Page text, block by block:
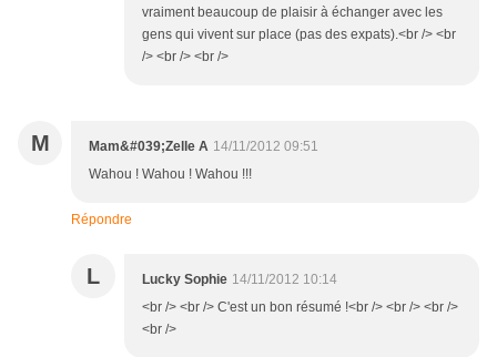
vraiment beaucoup de plaisir à échanger avec les
gens qui vivent sur place (pas des expats).<br /> <br
/> <br /> <br />
M Mam&#039;Zelle A 14/11/2012 09:51
Wahou ! Wahou ! Wahou !!!
Répondre
L Lucky Sophie 14/11/2012 10:14
<br /> <br /> C'est un bon résumé !<br /> <br /> <br />
<br />